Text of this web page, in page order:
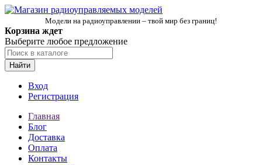
Модели на радиоуправлении – твой мир без границ!
Корзина ждет
Выберите любое предложение
Найти
Вход
Регистрация
Главная
Блог
Доставка
Оплата
Контакты